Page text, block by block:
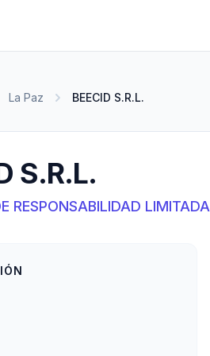
La Paz BEECID S.R.L.
S.R.L.
RESPONSABILIDAD LIMITADA